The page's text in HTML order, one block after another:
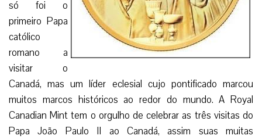
só foi o
primeiro Papa
católico
romano a
visitar o
Canadá, mas um líder eclesial cujo pontificado marcou
muitos marcos históricos ao redor do mundo. A Royal
Canadian Mint tem o orgulho de celebrar as três visitas do
Papa João Paulo II ao Canadá, assim suas muitas